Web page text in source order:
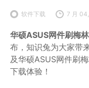
软件下载 7 月
华硕ASUS网件刷梅
布，知识兔为大家带
及华硕ASUS网件刷
下载体验！